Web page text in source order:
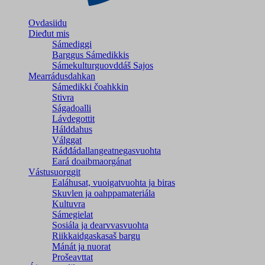
Ovdasiidu
Dieđut mis
Sámediggi
Barggus Sámedikkis
Sámekulturguovddáš Sajos
Mearrádusdahkan
Sámedikki čoahkkin
Stivra
Ságadoalli
Lávdegottit
Hálddahus
Válggat
Ráđđádallangeatnegas­vuohta
Eará doaibmaorgánat
Vástusuorggit
Ealáhusat, vuoigatvuohta ja biras
Skuvlen ja oahppamateriála
Kultuvra
Sámegielat
Sosiála ja dearvvasvuohta
Riikkaidgaskasaš bargu
Mánát ja nuorat
Prošeavttat